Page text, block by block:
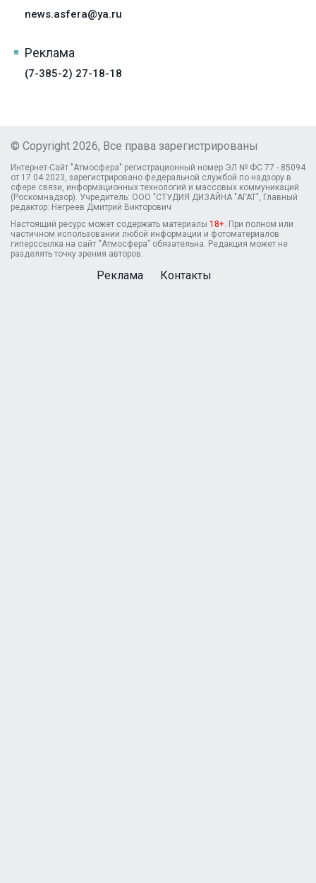
news.asfera@ya.ru
Реклама
(7-385-2) 27-18-18
© Copyright 2026, Все права зарегистрированы
Интернет-Сайт "Атмосфера" регистрационный номер ЭЛ № ФС 77 - 85094
от 17.04.2023, зарегистрировано федеральной службой по надзору в
сфере связи, информационных технологий и массовых коммуникаций
(Роскомнадзор). Учредитель: ООО "СТУДИЯ ДИЗАЙНА "АГАТ", Главный
редактор: Негреев Дмитрий Викторович
Настоящий ресурс может содержать материалы 18+ . При полном или
частичном использовании любой информации и фотоматериалов
гиперссылка на сайт “Атмосфера” обязательна. Редакция может не
разделять точку зрения авторов.
Реклама Контакты